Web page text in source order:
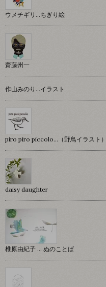
ウメチギリ…ちぎり絵
齋藤州一
作山みのり…イラスト
piro piro piccolo…（野鳥イラスト）
daisy daughter
椎原由紀子 ... ぬのことば